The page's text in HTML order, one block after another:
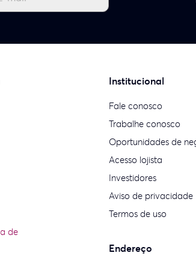
de
Institucional
Fale conosco
Trabalhe conosco
Oportunidades de
Acesso lojista
Investidores
Aviso de privacidade
Termos de uso
Endereço